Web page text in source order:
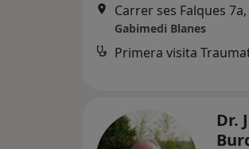
Carrer ses Falques
Gabimedi Blanes
Dr.